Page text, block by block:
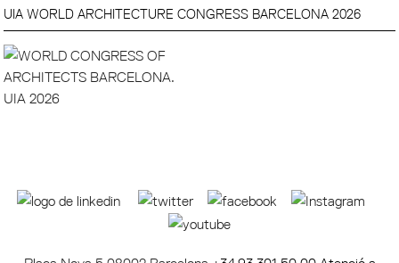
UIA WORLD ARCHITECTURE CONGRESS BARCELONA 2026